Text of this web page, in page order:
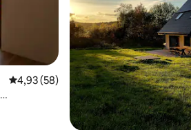
4,93 de uma avaliação média de 5, 58
4,93 (58)